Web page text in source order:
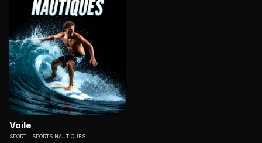
Voile
SPORT SPORTS NAUTIQUES